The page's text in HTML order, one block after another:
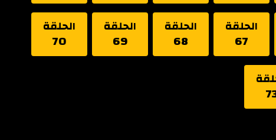
الحلقة
67
الحلقة
68
الحلقة
69
الحلقة
70